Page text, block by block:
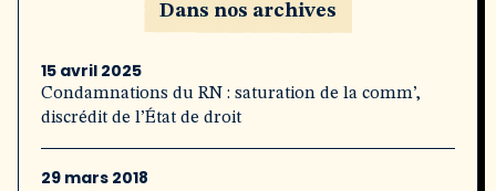
Dans nos archives
15 avril 2025
Condamnations du RN : saturation de la comm’,
discrédit de l’État de droit
29 mars 2018